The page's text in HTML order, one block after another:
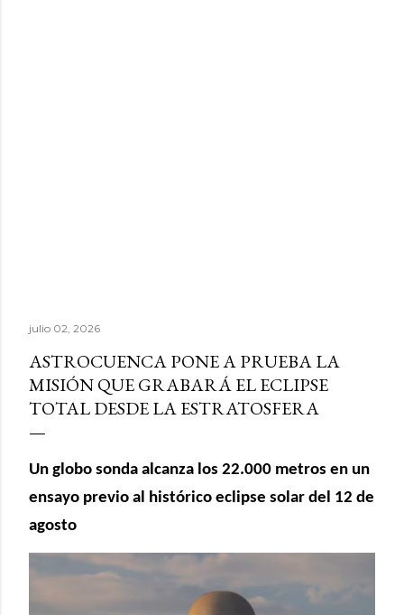
julio 02, 2026
ASTROCUENCA PONE A PRUEBA LA
MISIÓN QUE GRABARÁ EL ECLIPSE
TOTAL DESDE LA ESTRATOSFERA
Un globo sonda alcanza los 22.000 metros en un
ensayo previo al histórico eclipse solar del 12 de
agosto